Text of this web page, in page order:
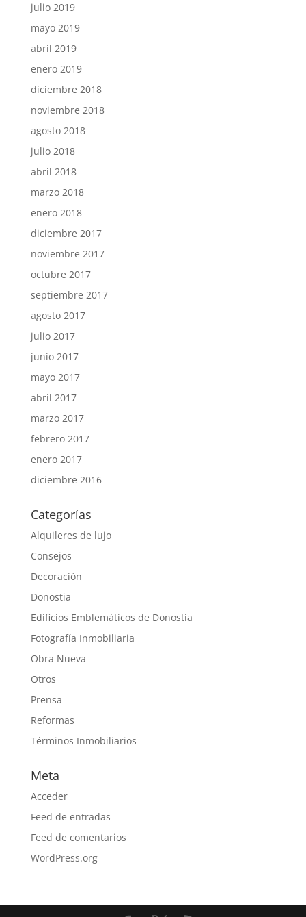
julio 2019
mayo 2019
abril 2019
enero 2019
diciembre 2018
noviembre 2018
agosto 2018
julio 2018
abril 2018
marzo 2018
enero 2018
diciembre 2017
noviembre 2017
octubre 2017
septiembre 2017
agosto 2017
julio 2017
junio 2017
mayo 2017
abril 2017
marzo 2017
febrero 2017
enero 2017
diciembre 2016
Categorías
Alquileres de lujo
Consejos
Decoración
Donostia
Edificios Emblemáticos de Donostia
Fotografía Inmobiliaria
Obra Nueva
Otros
Prensa
Reformas
Términos Inmobiliarios
Meta
Acceder
Feed de entradas
Feed de comentarios
WordPress.org